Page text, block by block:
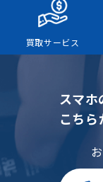
買取サービス
スマホ
こち